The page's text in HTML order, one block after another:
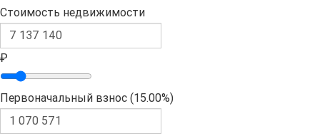
Стоимость недвижимости
₽
Первоначальный взнос (15.00%)